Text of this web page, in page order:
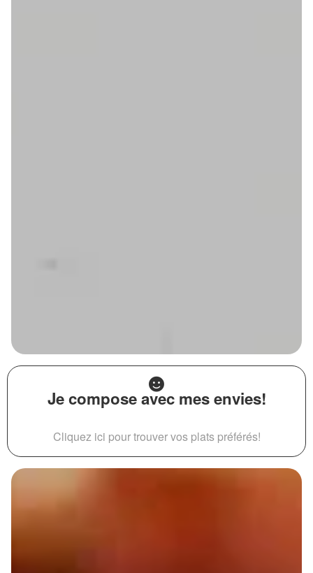
Je compose avec mes envies!
Cliquez ici pour trouver vos plats préférés!